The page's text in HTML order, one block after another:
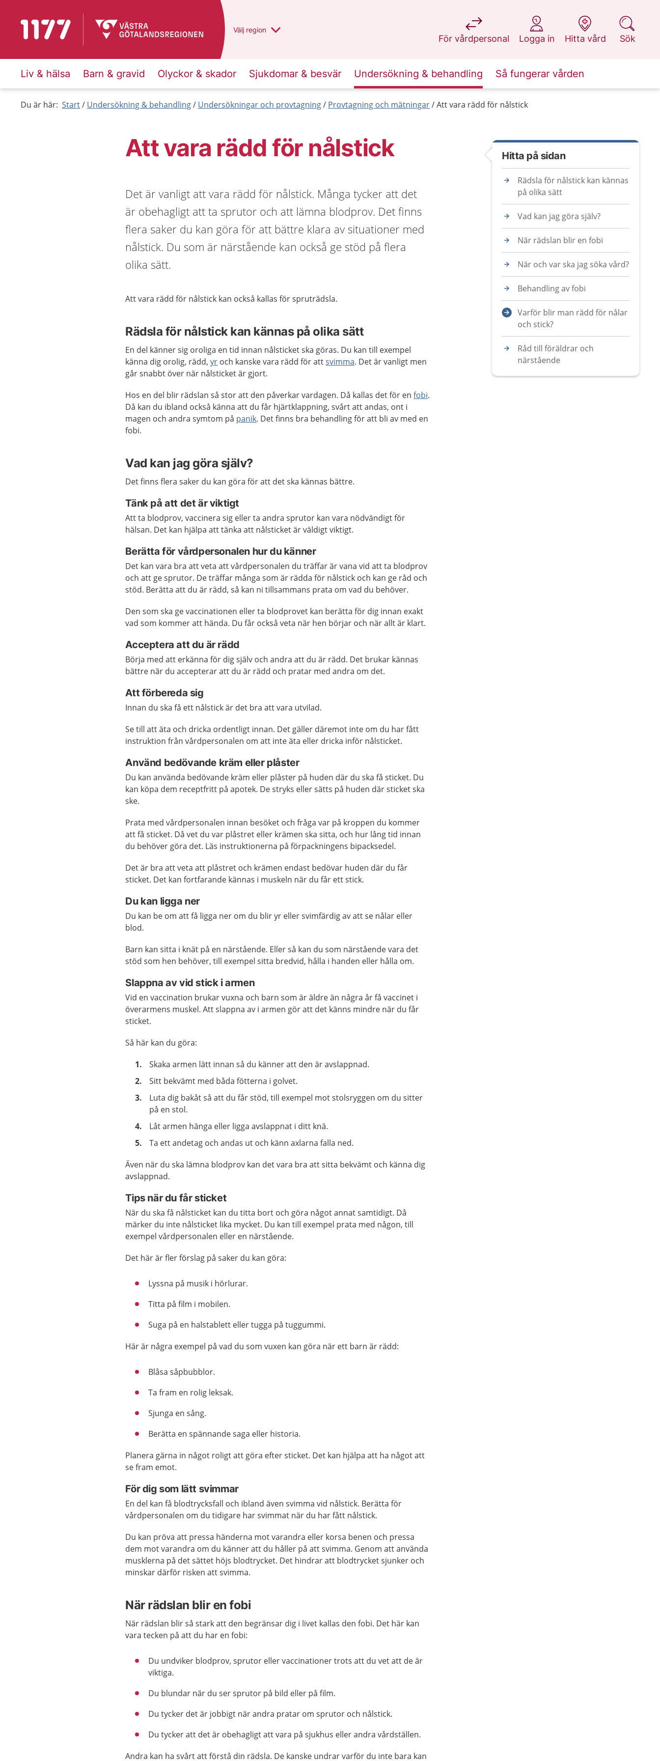
Till startsidan för 1177 Du har valt region
Välj en annan
region
För vårdpersonal
på 1177.se
Logga in
på 1177.se
Hitta vård
på 1177.se
Sök
på 1177.se
Liv & hälsa Barn & gravid Olyckor & skador Sjukdomar & besvär Undersökning & behandling Så fungerar vården
Du är här: Start Undersökning & behandling Undersökningar och provtagning Provtagning och mätningar Att vara rädd för nålstick
Att vara rädd för nålstick
Det är vanligt att vara rädd för nålstick. Många tycker att det
är obehagligt att ta sprutor och att lämna blodprov. Det finns
flera saker du kan göra för att bättre klara av situationer med
nålstick. Du som är närstående kan också ge stöd på flera
olika sätt.
Att vara rädd för nålstick kan också kallas för spruträdsla.
Rädsla för nålstick kan kännas på olika sätt
En del känner sig oroliga en tid innan nålsticket ska göras. Du kan till exempel
känna dig orolig, rädd,yr och kanske vara rädd för attsvimma. Det är vanligt men
går snabbt över när nålsticket är gjort.
Hos en del blir rädslan så stor att den påverkar vardagen. Då kallas det för enfobi.
Då kan du ibland också känna att du får hjärtklappning, svårt att andas, ont i
magen och andra symtom på panik. Det finns bra behandling för att bli av med en
fobi.
Vad kan jag göra själv?
Det finns flera saker du kan göra för att det ska kännas bättre.
Tänk på att det är viktigt
Att ta blodprov, vaccinera sig eller ta andra sprutor kan vara nödvändigt för
hälsan. Det kan hjälpa att tänka att nålsticket är väldigt viktigt.
Berätta för vårdpersonalen hur du känner
Det kan vara bra att veta att vårdpersonalen du träffar är vana vid att ta blodprov
och att ge sprutor. De träffar många som är rädda för nålstick och kan ge råd och
stöd. Berätta att du är rädd, så kan ni tillsammans prata om vad du behöver.
Den som ska ge vaccinationen eller ta blodprovet kan berätta för dig innan exakt
vad som kommer att hända. Du får också veta när hen börjar och när allt är klart.
Acceptera att du är rädd
Börja med att erkänna för dig själv och andra att du är rädd. Det brukar kännas
bättre när du accepterar att du är rädd och pratar med andra om det.
Att förbereda sig
Innan du ska få ett nålstick är det bra att vara utvilad.
Se till att äta och dricka ordentligt innan. Det gäller däremot inte om du har fått
instruktion från vårdpersonalen om att inte äta eller dricka inför nålsticket.
Använd bedövande kräm eller plåster
Du kan använda bedövande kräm eller plåster på huden där du ska få sticket. Du
kan köpa dem receptfritt på apotek. De stryks eller sätts på huden där sticket ska
ske.
Prata med vårdpersonalen innan besöket och fråga var på kroppen du kommer
att få sticket. Då vet du var plåstret eller krämen ska sitta, och hur lång tid innan
du behöver göra det. Läs instruktionerna på förpackningens bipacksedel.
Det är bra att veta att plåstret och krämen endast bedövar huden där du får
sticket. Det kan fortfarande kännas i muskeln när du får ett stick.
Du kan ligga ner
Du kan be om att få ligga ner om du blir yr eller svimfärdig av att se nålar eller
blod.
Barn kan sitta i knät på en närstående. Eller så kan du som närstående vara det
stöd som hen behöver, till exempel sitta bredvid, hålla i handen eller hålla om.
Slappna av vid stick i armen
Vid en vaccination brukar vuxna och barn som är äldre än några år få vaccinet i
överarmens muskel. Att slappna av i armen gör att det känns mindre när du får
sticket.
Så här kan du göra:
Skaka armen lätt innan så du känner att den är avslappnad.
Sitt bekvämt med båda fötterna i golvet.
Luta dig bakåt så att du får stöd, till exempel mot stolsryggen om du sitter
på en stol.
Låt armen hänga eller ligga avslappnat i ditt knä.
Ta ett andetag och andas ut och känn axlarna falla ned.
Även när du ska lämna blodprov kan det vara bra att sitta bekvämt och känna dig
avslappnad.
Tips när du får sticket
När du ska få nålsticket kan du titta bort och göra något annat samtidigt. Då
märker du inte nålsticket lika mycket. Du kan till exempel prata med någon, till
exempel vårdpersonalen eller en närstående.
Det här är fler förslag på saker du kan göra:
Lyssna på musik i hörlurar.
Titta på film i mobilen.
Suga på en halstablett eller tugga på tuggummi.
Här är några exempel på vad du som vuxen kan göra när ett barn är rädd:
Blåsa såpbubblor.
Ta fram en rolig leksak.
Sjunga en sång.
Berätta en spännande saga eller historia.
Planera gärna in något roligt att göra efter sticket. Det kan hjälpa att ha något att
se fram emot.
För dig som lätt svimmar
En del kan få blodtrycksfall och ibland även svimma vid nålstick. Berätta för
vårdpersonalen om du tidigare har svimmat när du har fått nålstick.
Du kan pröva att pressa händerna mot varandra eller korsa benen och pressa
dem mot varandra om du känner att du håller på att svimma. Genom att använda
musklerna på det sättet höjs blodtrycket. Det hindrar att blodtrycket sjunker och
minskar därför risken att svimma.
När rädslan blir en fobi
När rädslan blir så stark att den begränsar dig i livet kallas den fobi. Det här kan
vara tecken på att du har en fobi:
Du undviker blodprov, sprutor eller vaccinationer trots att du vet att de är
viktiga.
Du blundar när du ser sprutor på bild eller på film.
Du tycker det är jobbigt när andra pratar om sprutor och nålstick.
Du tycker att det är obehagligt att vara på sjukhus eller andra vårdställen.
Andra kan ha svårt att förstå din rädsla. De kanske undrar varför du inte bara kan
Hitta på sidan
Rädsla för nålstick kan kännas
på olika sätt
Vad kan jag göra själv?
När rädslan blir en fobi
När och var ska jag söka vård?
Behandling av fobi
Varför blir man rädd för nålar
och stick?
Råd till föräldrar och
närstående